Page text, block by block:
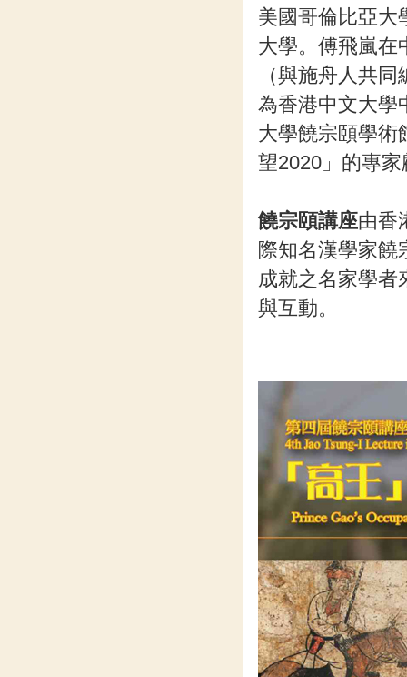
美國哥倫比亞大
大學。傅飛嵐在
（與施舟人共
為香港中文大學
大學饒宗頤學術
望2020」的專
饒宗頤講座由香
際知名漢學家饒
成就之名家學者
與互動。